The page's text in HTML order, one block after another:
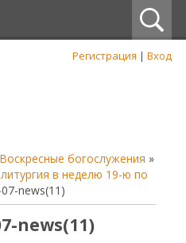
Регистрация | Вход
Воскресные богослужения »
в неделю 19-ю по
news(11)
news(11)